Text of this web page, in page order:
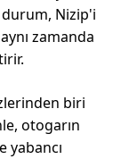
Nizip'i
zamanda
biri
otogarın
yabancı